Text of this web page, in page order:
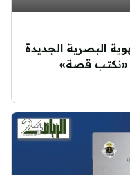
البصرية الجديدة
«نكتب قصة»